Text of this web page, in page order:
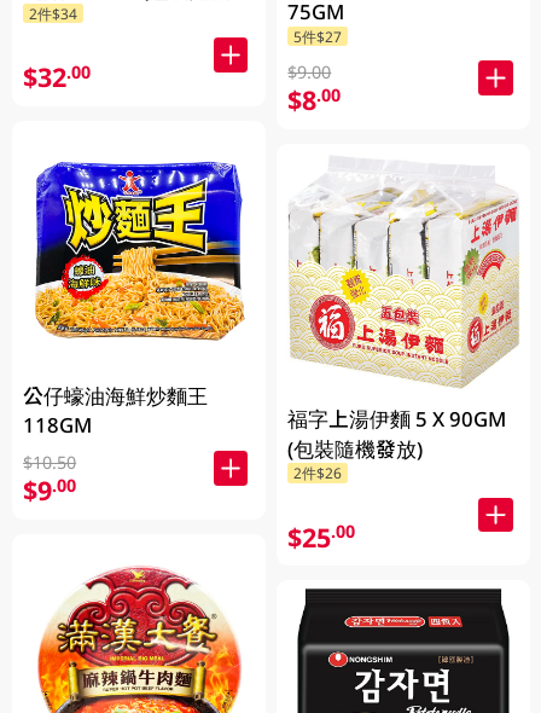
放)
2件$34
$32.00
公仔蠔油海鮮炒麵王
118GM
$10.50
$9.00
75GM
5件$27
$9.00
$8.00
福字上湯伊麵 5 X 90GM
(包裝隨機發放)
2件$26
$25.00